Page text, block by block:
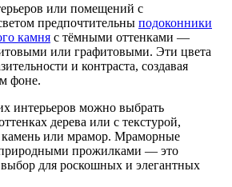
или помещений с
предпочтительны подоконники
камня с тёмными оттенками —
или графитовыми. Эти цвета
и контраста, создавая
фоне.
интерьеров можно выбрать
дерева или с текстурой,
или мрамор. Мраморные
прожилками — это
для роскошных и элегантных